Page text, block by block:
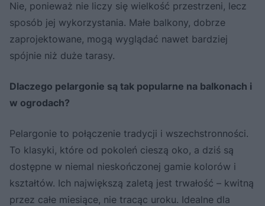
Nie, ponieważ nie liczy się wielkość przestrzeni, lecz
sposób jej wykorzystania. Małe balkony, dobrze
zaprojektowane, mogą wyglądać nawet bardziej
spójnie niż duże tarasy.
Dlaczego pelargonie są tak popularne na balkonach i
w ogrodach?
Pelargonie to połączenie tradycji i wszechstronności.
To klasyki, które od pokoleń cieszą oko, a dziś są
dostępne w niemal nieskończonej gamie kolorów i
kształtów. Ich największą zaletą jest trwałość – kwitną
przez całe miesiące, nie tracąc uroku. Idealne dla